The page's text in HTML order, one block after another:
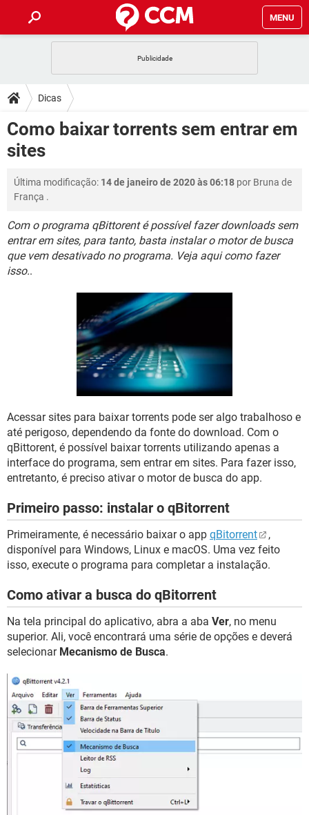
MENU
CELULAR
OUTLOOK EXCEL
INSTAGRAM
DICAS
JOGOS
CELULAR FACEBOOK
INSTAGRAM GMAIL
DOWNLOADS
JOGOS
OUTLOOK
INSTAGRAM GMAIL
GUIA DE COMPRAS
FÓRUM
JOGOS WHATSAPP
OUTLOOK EXCEL
INSTAGRAM GMAIL
GUIA DE COMPRAS
GLOSSÁRIO
JOGOS WHATSAPP
CELULAR FACEBOOK
OUTLOOK
Dicas
Como baixar torrents sem entrar em
sites
Última modificação: 14 de janeiro de 2020 às 06:18 por Bruna de
França .
Com o programa qBittorent é possível fazer downloads sem
entrar em sites, para tanto, basta instalar o motor de busca
que vem desativado no programa. Veja aqui como fazer
isso..
Acessar sites para baixar torrents pode ser algo trabalhoso e
até perigoso, dependendo da fonte do download. Com o
qBittorent, é possível baixar torrents utilizando apenas a
interface do programa, sem entrar em sites. Para fazer isso,
entretanto, é preciso ativar o motor de busca do app.
Primeiro passo: instalar o qBitorrent
Primeiramente, é necessário baixar o app qBitorrent
,
disponível para Windows, Linux e macOS. Uma vez feito
isso, execute o programa para completar a instalação.
Como ativar a busca do qBitorrent
Na tela principal do aplicativo, abra a aba Ver, no menu
superior. Ali, você encontrará uma série de opções e deverá
selecionar Mecanismo de Busca.